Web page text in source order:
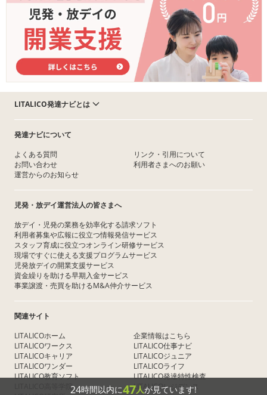
24時間以内に47人が見ています!
LITALICO発達ナビとは
発達ナビについて
よくある質問
お問い合わせ
運営からのお知らせ
リンク・引用について
利用者さまへのお願い
児発・放デイ運営法人の皆さまへ
放デイ・児発の業務を効率化する請求ソフト
利用者募集や広報に役立つ情報発信サービス
スタッフ育成に役立つオンライン研修サービス
現場ですぐに使える支援プログラムサービス
児発放デイの開業支援サービス
資金繰りを助ける早期入金サービス
事業譲渡・売買を助けるM&A仲介サービス
関連サイト
LITALICOホーム
LITALICOワークス
LITALICOキャリア
LITALICOワンダー
LITALICO教育ソフト
LITALICO高等学院
企業情報はこちら
LITALICO仕事ナビ
LITALICOジュニア
LITALICOライフ
LITALICO発達特性検査
LITALICOレジデンス